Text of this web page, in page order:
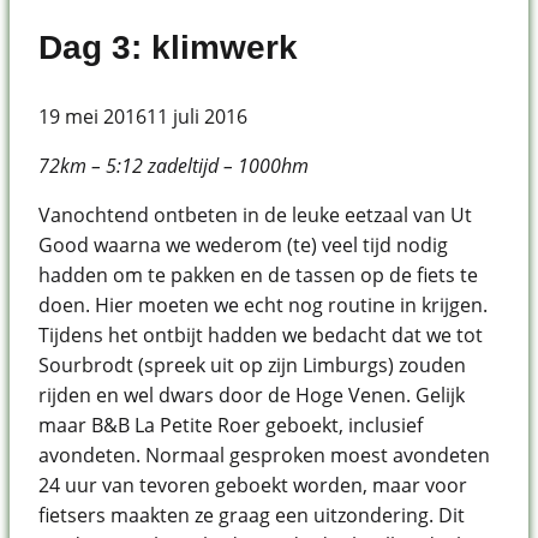
Dag 3: klimwerk
19 mei 201611 juli 2016
72km – 5:12 zadeltijd – 1000hm
Vanochtend ontbeten in de leuke eetzaal van Ut
Good waarna we wederom (te) veel tijd nodig
hadden om te pakken en de tassen op de fiets te
doen. Hier moeten we echt nog routine in krijgen.
Tijdens het ontbijt hadden we bedacht dat we tot
Sourbrodt (spreek uit op zijn Limburgs) zouden
rijden en wel dwars door de Hoge Venen. Gelijk
maar B&B La Petite Roer geboekt, inclusief
avondeten. Normaal gesproken moest avondeten
24 uur van tevoren geboekt worden, maar voor
fietsers maakten ze graag een uitzondering. Dit